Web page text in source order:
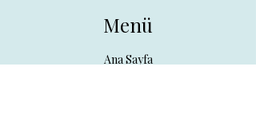
Menü
Ana Sayfa